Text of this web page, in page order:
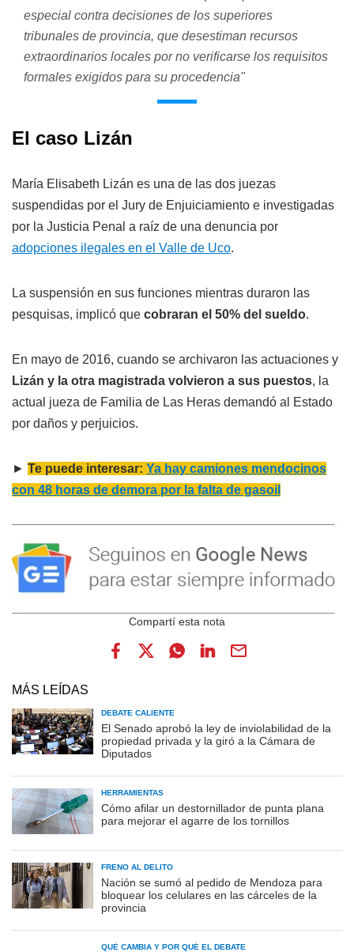
especial contra decisiones de los superiores
tribunales de provincia, que desestiman recursos
extraordinarios locales por no verificarse los requisitos
formales exigidos para su procedencia"
El caso Lizán
María Elisabeth Lizán es una de las dos juezas
suspendidas por el Jury de Enjuiciamiento e investigadas
por la Justicia Penal a raíz de una denuncia por
adopciones ilegales en el Valle de Uco.
La suspensión en sus funciones mientras duraron las
pesquisas, implicó que cobraran el 50% del sueldo.
En mayo de 2016, cuando se archivaron las actuaciones y
Lizán y la otra magistrada volvieron a sus puestos, la
actual jueza de Familia de Las Heras demandó al Estado
por daños y perjuicios.
► Te puede interesar: Ya hay camiones mendocinos
con 48 horas de demora por la falta de gasoil
MÁS LEÍDAS
DEBATE CALIENTE
El Senado aprobó la ley de inviolabilidad de la
propiedad privada y la giró a la Cámara de
Diputados
HERRAMIENTAS
Cómo afilar un destornillador de punta plana
para mejorar el agarre de los tornillos
FRENO AL DELITO
Nación se sumó al pedido de Mendoza para
bloquear los celulares en las cárceles de la
provincia
QUÉ CAMBIA Y POR QUÉ EL DEBATE